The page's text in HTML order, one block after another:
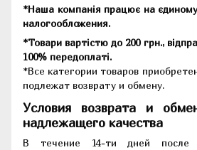
*Наша компанія працює на єдиному
налогообложения.
*Товари вартістю до 200 грн.,
100% передоплаті.
*Все категории товаров
подлежат возврату и обмену.
Условия возврата и
надлежащего качества
В течение 14-ти дней после